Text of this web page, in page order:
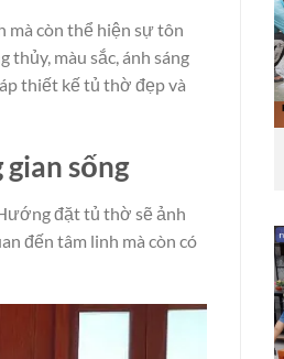
mà còn thể hiện sự tôn
màu sắc, ánh sáng
thiết kế tủ thờ đẹp và
sống
đặt tủ thờ sẽ ảnh
đến tâm linh mà còn có